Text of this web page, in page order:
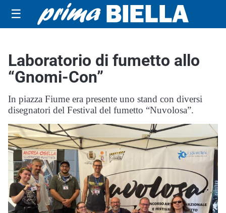
☰
Laboratorio di fumetto allo
“Gnomi-Con”
In piazza Fiume era presente uno stand con diversi
disegnatori del Festival del fumetto “Nuvolosa”.